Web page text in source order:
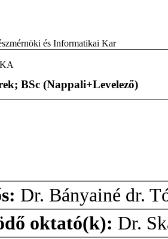
és Informatikai Kar
BSc (Nappali+Levelező)
Dr. Bányainé dr.
oktató(k): Dr.